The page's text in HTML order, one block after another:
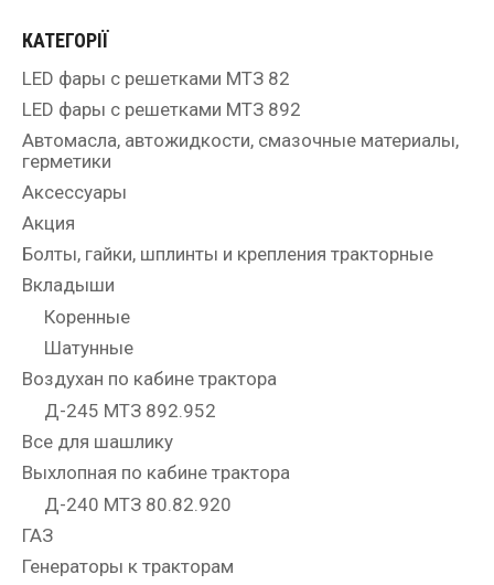
КАТЕГОРІЇ
LED фары с решетками МТЗ 82
LED фары с решетками МТЗ 892
Автомасла, автожидкости, смазочные материалы,
герметики
Аксессуары
Акция
Болты, гайки, шплинты и крепления тракторные
Вкладыши
Коренные
Шатунные
Воздухан по кабине трактора
Д-245 МТЗ 892.952
Все для шашлику
Выхлопная по кабине трактора
Д-240 МТЗ 80.82.920
ГАЗ
Генераторы к тракторам